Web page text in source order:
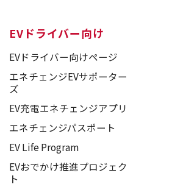
EVドライバー向け
EVドライバー向けページ
エネチェンジEVサポーター
ズ
EV充電エネチェンジアプリ
エネチェンジパスポート
EV Life Program
EVおでかけ推進プロジェク
ト